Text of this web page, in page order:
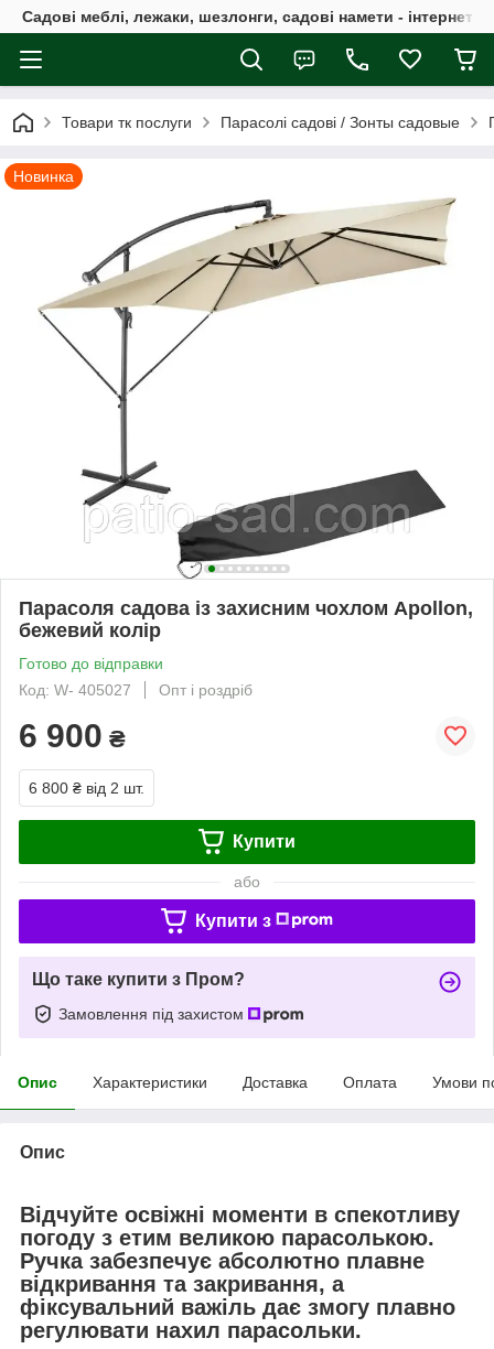
Садові меблі, лежаки, шезлонги, садові намети - інтернет-
Товари тк послуги Парасолі садові / Зонты садовые
Новинка
Парасоля садова із захисним чохлом Apollon,
бежевий колір
Готово до відправки
Код: W- 405027
Опт і роздріб
6 900 ₴
6 800 ₴ від 2 шт.
Купити
або
Купити з
Що таке купити з Пром?
Замовлення під захистом
Опис Характеристики Доставка Оплата Умови
Опис
Відчуйте освіжні моменти в спекотливу
погоду з етим великою парасолькою.
Ручка забезпечує абсолютно плавне
відкривання та закривання, а
фіксувальний важіль дає змогу плавно
регулювати нахил парасольки.